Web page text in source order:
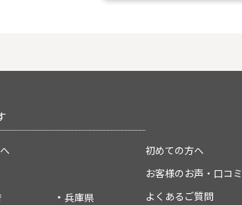
兵庫県
初めての方へ
お客様のお声・口コミ
よくあるご質問